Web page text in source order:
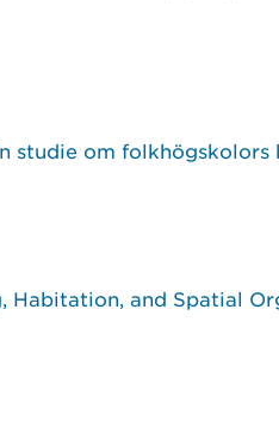
studie om
Habitation, and Spatial